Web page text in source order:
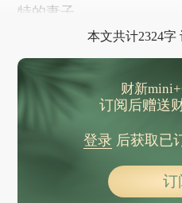
特的妻子。
本文共计2324字
财新
订阅后赠送
登录后获取已
订